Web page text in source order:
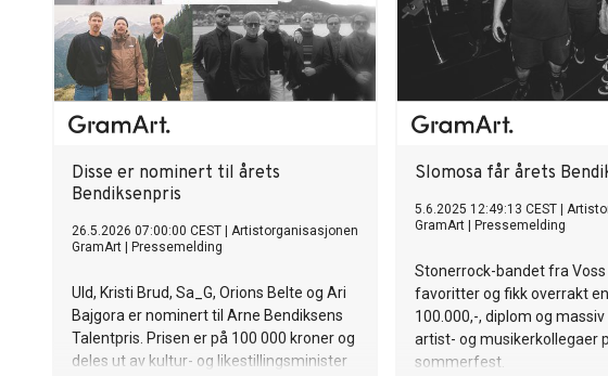
Disse er nominert til årets
Bendiksenpris
26.5.2026 07:00:00 CEST
Artistorganisasjonen
GramArt
Pressemelding
Uld, Kristi Brud, Sa_G, Orions Belte og Ari
Bajgora er nominert til Arne Bendiksens
Talentpris. Prisen er på 100 000 kroner og
deles ut av kultur- og likestillingsminister
Slomosa får årets
5.6.2025 12:49:13 CEST
GramArt
Pressemelding
Stonerrock-bandet fra Voss
favoritter og fikk overrakt
100.000,-, diplom og
artist- og musikerkollegaer
sommerfest.